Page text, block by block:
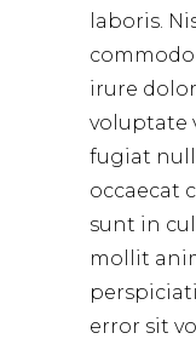
laboris.
irure
voluptate
fugiat
occaecat
sunt in
mollit
error sit vol.